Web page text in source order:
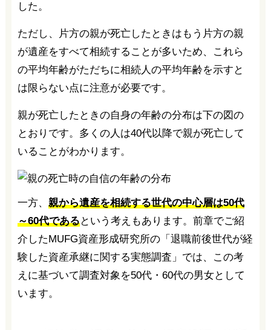
した。
ただし、片方の親が死亡したときはもう片方の親
が遺産をすべて相続することが多いため、これら
の平均年齢がただちに相続人の平均年齢を示すと
は限らない点に注意が必要です。
親が死亡したときの自身の年齢の分布は下の図の
とおりです。多くの人は40代以降で親が死亡して
いることがわかります。
一方、 親から遺産を相続する世代の中心層は50代
～60代であるという考えもあります。前章でご紹
介したMUFG資産形成研究所の「退職前後世代が経
験した資産承継に関する実態調査」では、この考
えに基づいて調査対象を50代・60代の男女として
います。